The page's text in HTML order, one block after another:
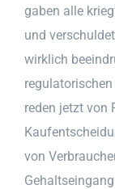
gaben alle
und
wirklich
reden jetzt von
von